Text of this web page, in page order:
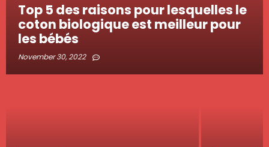
Top 5 des raisons pour lesquelles le
coton biologique est meilleur pour
les bébés
November 30, 2022